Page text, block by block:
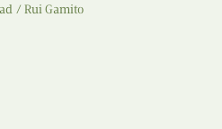
Rui Gamito